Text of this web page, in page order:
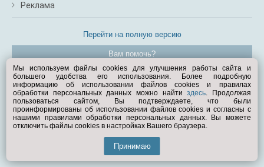
Реклама
Перейти на полную версию
Вам помочь?
© Exist.ru 1998—2026
Мы используем файлы cookies для улучшения работы сайта и
большего удобства его использования. Более подробную
информацию об использовании файлов cookies и правилах
обработки персональных данных можно найтиздесь. Продолжая
пользоваться сайтом, Вы подтверждаете, что были
проинформированы об использовании файлов cookies и согласны с
нашими правилами обработки персональных данных. Вы можете
отключить файлы cookies в настройках Вашего браузера.
Принимаю